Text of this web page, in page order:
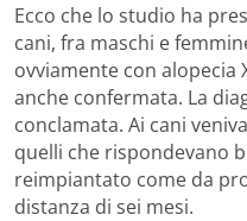
Ecco che lo studio ha
cani, fra maschi e
ovviamente con alopecia
anche confermata. La
conclamata. Ai cani
quelli che rispondevano
reimpiantato come da
distanza di sei mesi.